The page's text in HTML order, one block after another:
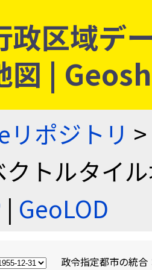
政区域デ
図 |
ポジトリ >
クトルタイ
| GeoLOD
政令指定都市の統